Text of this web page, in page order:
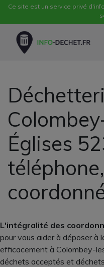
Ce site est un service privé
Églises
téléphone,
L'intégralité des
pour vous aider à déposer à
efficacement à Colombey-
déchets acceptés et